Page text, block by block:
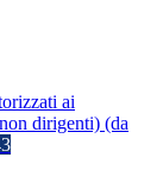
ai
dirigenti) (da